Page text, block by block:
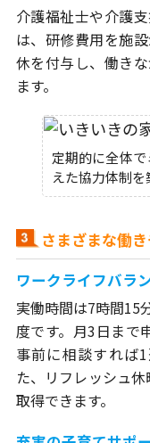
介護福祉士や介護
は、研修費用を施
休を付与し、働き
ます。
定期的に全体
えた協力体制を
さまざまな働
ワークライフバラ
実働時間は7時間15
度です。月3日まで
事前に相談すれば
た、リフレッシュ
取得できます。